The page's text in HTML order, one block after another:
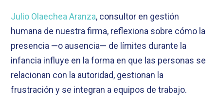
Julio Olaechea Aranza, consultor en gestión
humana de nuestra firma, reflexiona sobre cómo la
presencia —o ausencia— de límites durante la
infancia influye en la forma en que las personas se
relacionan con la autoridad, gestionan la
frustración y se integran a equipos de trabajo.